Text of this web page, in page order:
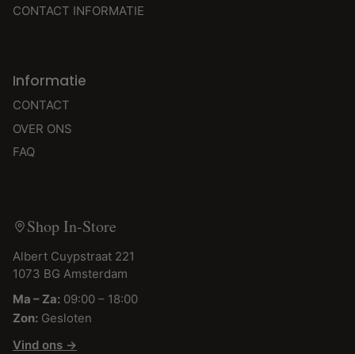
CONTACT INFORMATIE
Informatie
CONTACT
OVER ONS
FAQ
Shop In-Store
Albert Cuypstraat 221
1073 BG Amsterdam
Ma – Za: 09:00 – 18:00
Zon: Gesloten
Vind ons →